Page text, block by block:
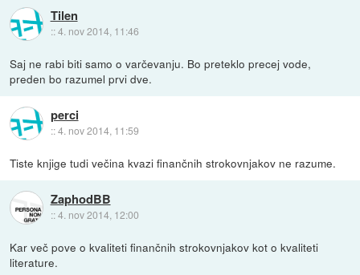
Tilen
::4. nov 2014, 11:46
Saj ne rabi biti samo o varčevanju. Bo preteklo precej vode,
preden bo razumel prvi dve.
perci
::4. nov 2014, 11:59
Tiste knjige tudi večina kvazi finančnih strokovnjakov ne razume.
ZaphodBB
::4. nov 2014, 12:00
Kar več pove o kvaliteti finančnih strokovnjakov kot o kvaliteti
literature.